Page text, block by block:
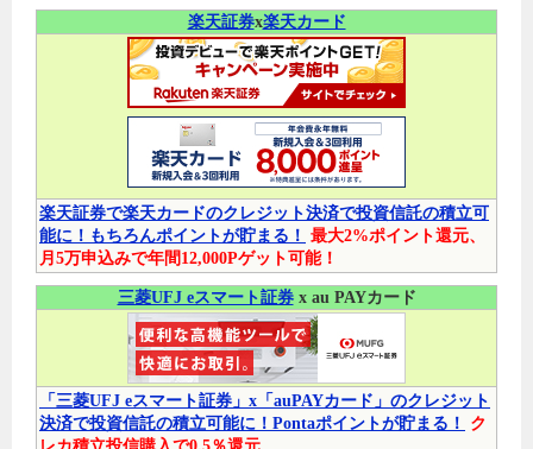
楽天証券x楽天カード
楽天証券で楽天カードのクレジット決済で投資信託の積立可
能に！もちろんポイントが貯まる！ 最大2%ポイント還元、
月5万申込みで年間12,000Pゲット可能！
三菱UFJ eスマート証券x au PAYカード
「三菱UFJ eスマート証券」x「auPAYカード」のクレジット
決済で投資信託の積立可能に！Pontaポイントが貯まる！
ク